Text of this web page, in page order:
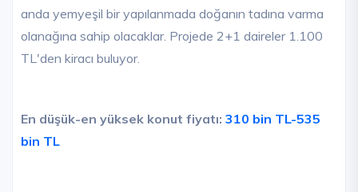
anda yemyeşil bir yapılanmada doğanın tadına varma
olanağına sahip olacaklar. Projede 2+1 daireler 1.100
TL'den kiracı buluyor.
En düşük-en yüksek konut fiyatı: 310 bin TL-535
bin TL